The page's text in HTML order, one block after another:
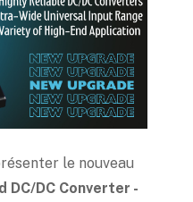
le nouveau
DC/DC Converter -